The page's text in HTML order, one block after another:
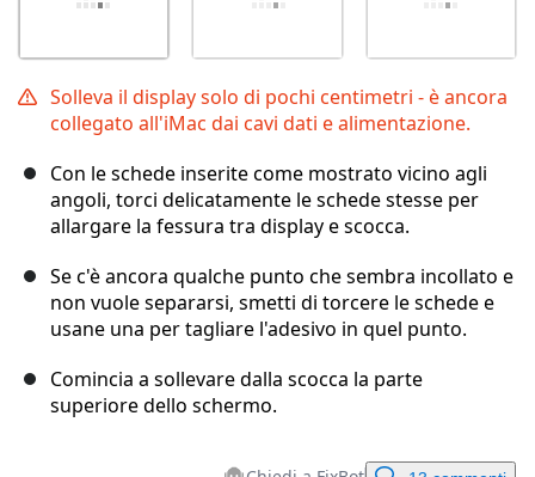
Solleva il display solo di pochi centimetri - è ancora
collegato all'iMac dai cavi dati e alimentazione.
Con le schede inserite come mostrato vicino agli
angoli, torci delicatamente le schede stesse per
allargare la fessura tra display e scocca.
Se c'è ancora qualche punto che sembra incollato e
non vuole separarsi, smetti di torcere le schede e
usane una per tagliare l'adesivo in quel punto.
Comincia a sollevare dalla scocca la parte
superiore dello schermo.